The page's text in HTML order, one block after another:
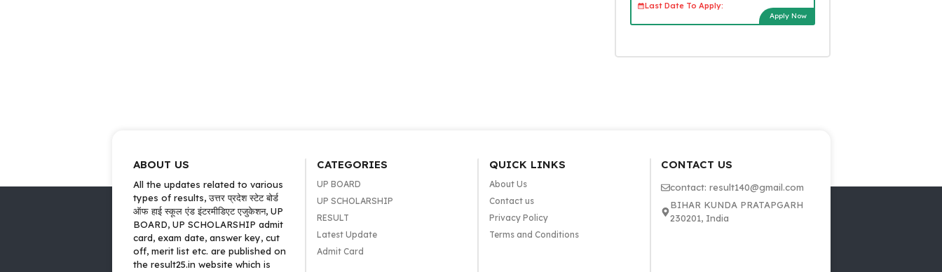
Last Date To Apply:
Apply Now
ABOUT US
All the updates related to various
types of results, उत्तर प्रदेश स्टेट बोर्ड
ऑफ हाई स्कूल एंड इंटरमीडिएट एजुकेशन, UP
BOARD, UP SCHOLARSHIP admit
card, exam date, answer key, cut
off, merit list etc. are published on
the result25.in website which is
CATEGORIES
UP BOARD
UP SCHOLARSHIP
RESULT
Latest Update
Admit Card
QUICK LINKS
About Us
Contact us
Privacy Policy
Terms and Conditions
CONTACT US
contact: result140@gmail.com
BIHAR KUNDA PRATAPGARH
230201, India